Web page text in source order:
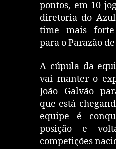
pontos, em 10
diretoria do
time mais
para o Parazão
A cúpula da
vai manter o
João Galvão
que está
equipe é
posição e
competições